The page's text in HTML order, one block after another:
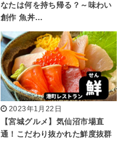
なたは何を持ち帰る？～味わい
創作 魚丼…
2023年1月22日
【宮城グルメ】気仙沼市場直
通！こだわり抜かれた鮮度抜群